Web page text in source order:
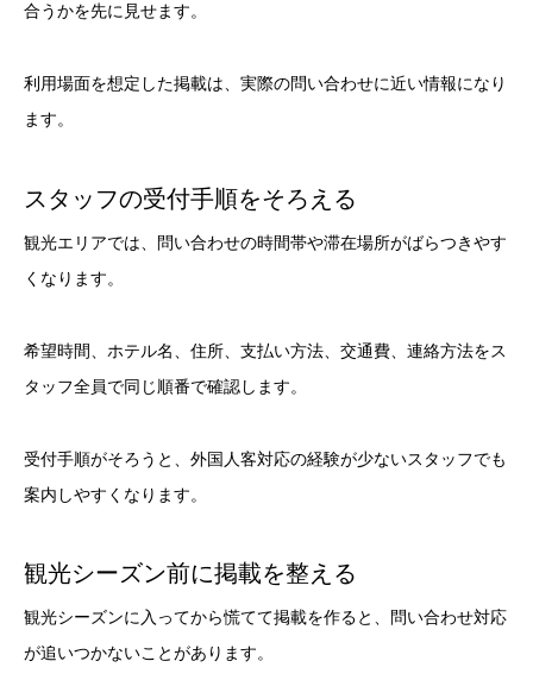
合うかを先に見せます。
利用場面を想定した掲載は、実際の問い合わせに近い情報になり
ます。
スタッフの受付手順をそろえる
観光エリアでは、問い合わせの時間帯や滞在場所がばらつきやす
くなります。
希望時間、ホテル名、住所、支払い方法、交通費、連絡方法をス
タッフ全員で同じ順番で確認します。
受付手順がそろうと、外国人客対応の経験が少ないスタッフでも
案内しやすくなります。
観光シーズン前に掲載を整える
観光シーズンに入ってから慌てて掲載を作ると、問い合わせ対応
が追いつかないことがあります。